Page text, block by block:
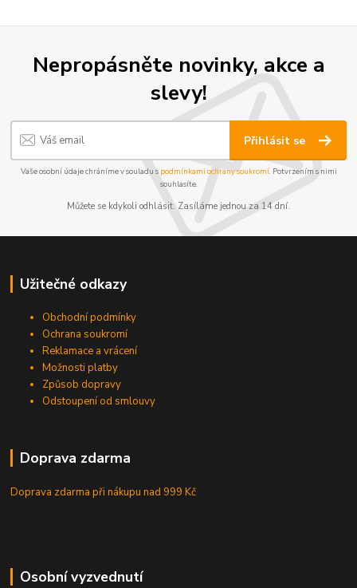
Nepropásněte novinky, akce a
slevy!
Přihlásit se
Vaše osobní údaje chráníme v souladu s podmínkami ochrany soukromí. Potvrzením s nimi
souhlasíte.
Můžete se kdykoli odhlásit. Zasíláme jednou za 14 dní.
Užitečné odkazy
Obchodní podmínky
Ochrana soukromí
Reklamace a vrácení
Možnosti platby
Způsob dopravy
Odstoupení od smlouvy
Doprava zdarma
Doprava zdarma při nákupunad 999 Kč
Osobní vyzvednutí